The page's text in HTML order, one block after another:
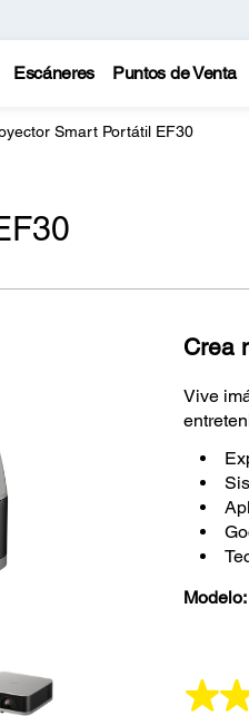
Escáneres Puntos de Venta
Smart Portátil EF30
Crea
Vive
Modelo: